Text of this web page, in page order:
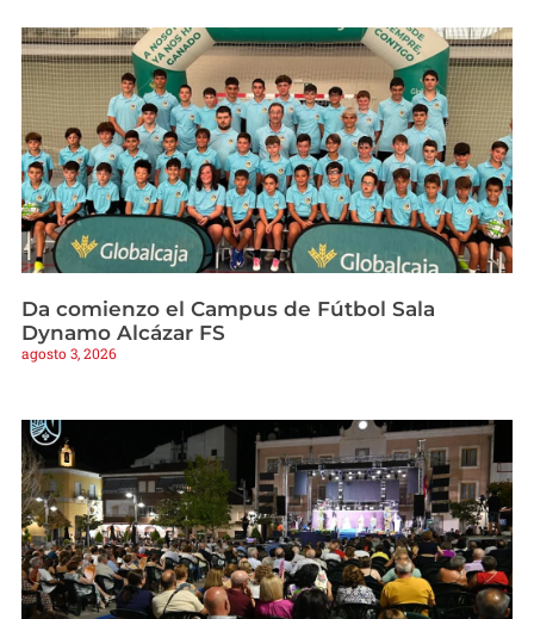
Da comienzo el Campus de Fútbol Sala
Dynamo Alcázar FS
agosto 3, 2026